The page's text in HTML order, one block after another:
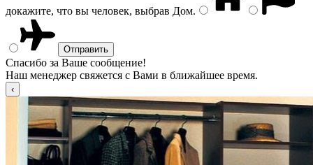
докажите, что вы человек, выбрав Дом.
Спасибо за Ваше сообщение!
Наш менеджер свяжется с Вами в ближайшее время.